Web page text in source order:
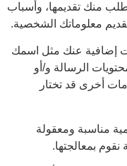
منك تقديمها، وأسباب
معلوماتك الشخصية.
إضافية عنك مثل اسمك
الرسالة و/أو
أخرى قد تختار
مناسبة ومعقولة
بمعالجتها.